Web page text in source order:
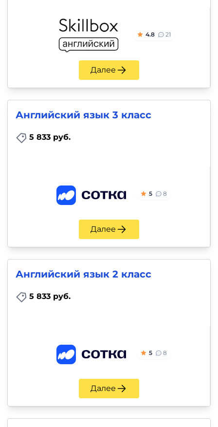
4.8 21
Далее
Английский язык 3 класс
5 833 руб.
5 8
Далее
Английский язык 2 класс
5 833 руб.
5 8
Далее